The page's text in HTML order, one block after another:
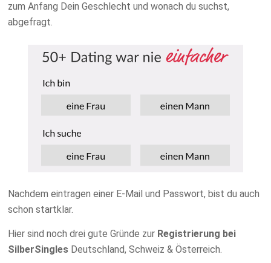
zum Anfang Dein Geschlecht und wonach du suchst,
abgefragt.
Nachdem eintragen einer E-Mail und Passwort, bist du auch
schon startklar.
Hier sind noch drei gute Gründe zur Registrierung bei
SilberSingles Deutschland, Schweiz & Österreich.